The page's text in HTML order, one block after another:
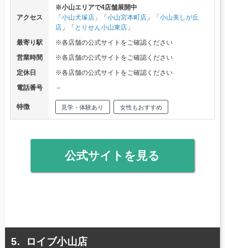
アクセス
※小山エリアで4店舗展開中
「 小山犬塚店」「 小山宮本町店」「 小山美しが丘
店」「 とりせん小山東店」
最寄り駅
※各店舗の公式サイトをご確認ください
営業時間
※各店舗の公式サイトをご確認ください
定休日
※各店舗の公式サイトをご確認ください
電話番号
－
特徴 見学・体験あり 女性もおすすめ
公式サイトを見る
ロイブ小山店